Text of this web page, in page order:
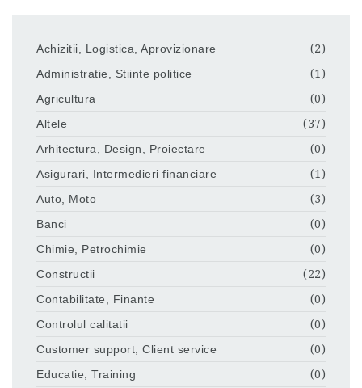
Achizitii, Logistica, Aprovizionare
(2)
Administratie, Stiinte politice
(1)
Agricultura
(0)
Altele
(37)
Arhitectura, Design, Proiectare
(0)
Asigurari, Intermedieri financiare
(1)
Auto, Moto
(3)
Banci
(0)
Chimie, Petrochimie
(0)
Constructii
(22)
Contabilitate, Finante
(0)
Controlul calitatii
(0)
Customer support, Client service
(0)
Educatie, Training
(0)